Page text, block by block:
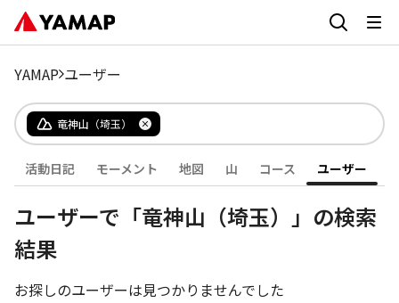
YAMAP ユーザー
竜神山（埼玉）
活動日記 モーメント 地図 山 コース ユーザー
ユーザーで「竜神山（埼玉）」の検索
結果
お探しのユーザーは見つかりませんでした